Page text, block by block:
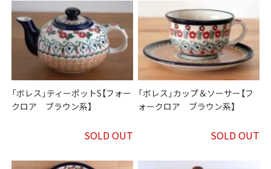
「ボレス」ティーポットS【フォー
クロア ブラウン系】
SOLD OUT
「ボレス」カップ＆ソーサー【フ
ォークロア ブラウン系】
SOLD OUT